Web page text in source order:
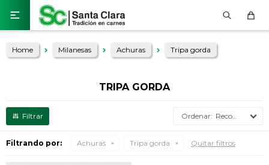

Home Milanesas Achuras Tripa gorda
TRIPA GORDA
Recomendados
Filtrando por: Achuras Tripa gorda Quitar filtros